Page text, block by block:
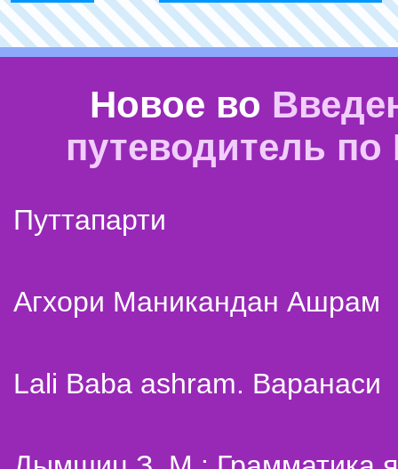
Новое во
путеводитель
Путтапарти
Агхори Маникандан Ашрам
Lali Baba ashram. Варанаси